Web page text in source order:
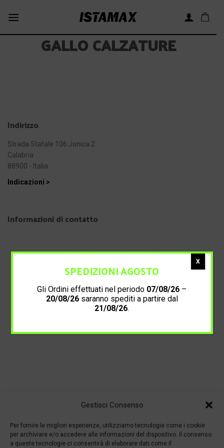
Gestisci Consenso
Per fornire le migliori esperienze, utilizziamo tecnologie come i cookie
per archiviare e/o accedere alle informazioni del dispositivo. Il consenso
a queste tecnologie ci consentirà di elaborare dati come il
GALLO CALZATURE
Indirizzo
Strada Statale 106 Jonica 2
Calabria
88900 - Italia
Indicazioni >
Informazioni di contatto
SPEDIZIONI AGOSTO
Gli Ordini effettuati nel periodo 07/08/26 –
20/08/26saranno spediti a partire dal
21/08/26.
X